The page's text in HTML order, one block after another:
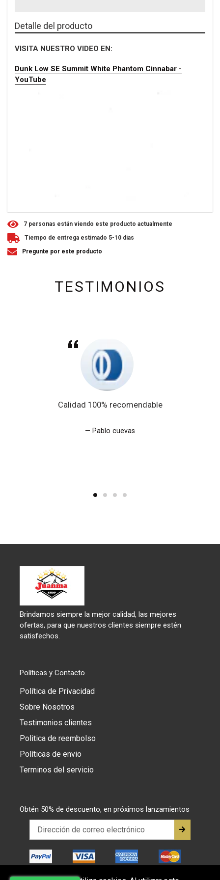
Detalle del producto
VISITA NUESTRO VIDEO EN:
Dunk Low SE Summit White Phantom Cinnabar -
YouTube
7 personas están viendo este producto actualmente
Tiempo de entrega estimado 5-10 dias
Pregunte por este producto
TESTIMONIOS
Calidad 100% recomendable
Pablo cuevas
Brindamos siempre la mejor calidad, las mejores
ofertas, para que nuestros clientes siempre estén
satisfechos.
Políticas y Contacto
Política de Privacidad
Sobre Nosotros
Testimonios clientes
Politica de reembolso
Políticas de envio
Terminos del servicio
Obtén 50% de descuento, en próximos lanzamientos